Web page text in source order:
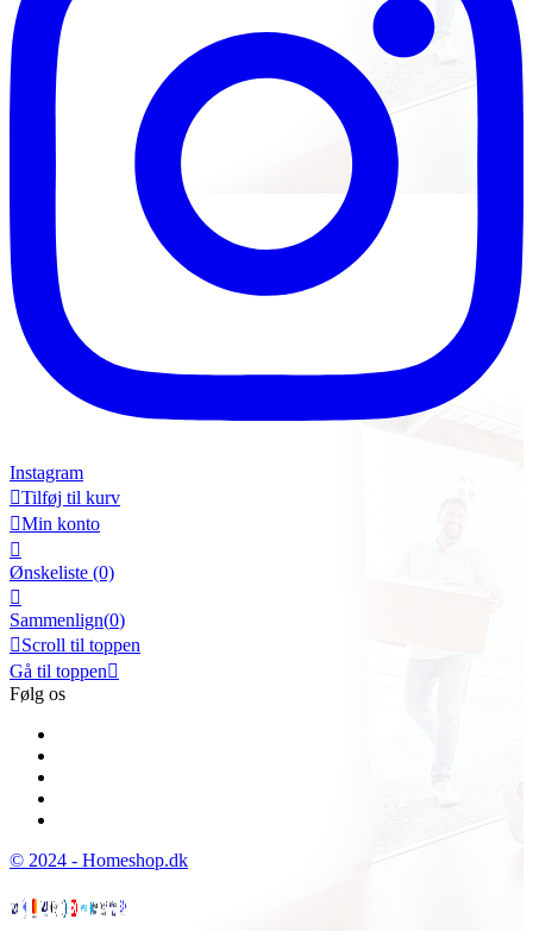
Instagram
Tilføj til kurv
Min konto

Ønskeliste (0)

Sammenlign(0)
Scroll til toppen
Gå til toppen
Følg os
© 2024 - Homeshop.dk